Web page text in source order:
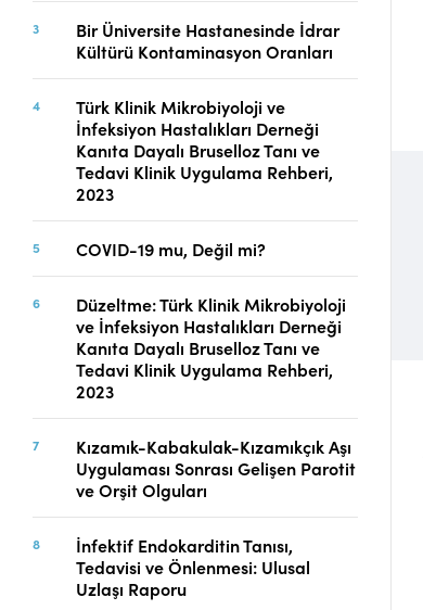
Yazarlara Bilgi
Online Makale
Gönderimi
Dizinler
Telif Hakları
İletişim
FACEBOOK TWITTER
Bir Üniversite Hastanesinde İdrar
Kültürü Kontaminasyon Oranları
Türk Klinik Mikrobiyoloji ve
İnfeksiyon Hastalıkları Derneği
Kanıta Dayalı Bruselloz Tanı ve
Tedavi Klinik Uygulama Rehberi,
2023
COVID-19 mu, Değil mi?
Düzeltme: Türk Klinik Mikrobiyoloji
ve İnfeksiyon Hastalıkları Derneği
Kanıta Dayalı Bruselloz Tanı ve
Tedavi Klinik Uygulama Rehberi,
2023
Kızamık-Kabakulak-Kızamıkçık Aşı
Uygulaması Sonrası Gelişen Parotit
ve Orşit Olguları
İnfektif Endokarditin Tanısı,
Tedavisi ve Önlenmesi: Ulusal
Uzlaşı Raporu